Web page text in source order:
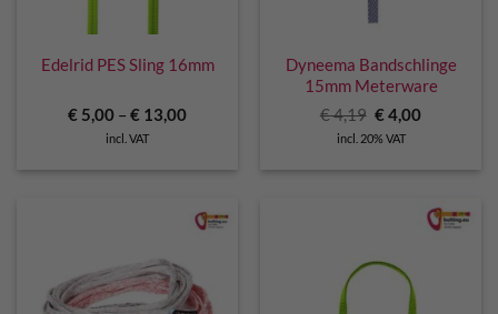
Edelrid PES Sling 16mm
€ 5,00 – € 13,00
incl. VAT
Dyneema Bandschlinge
15mm Meterware
€4,19 Original
price
was:
€4,00Current
incl. 20% VAT